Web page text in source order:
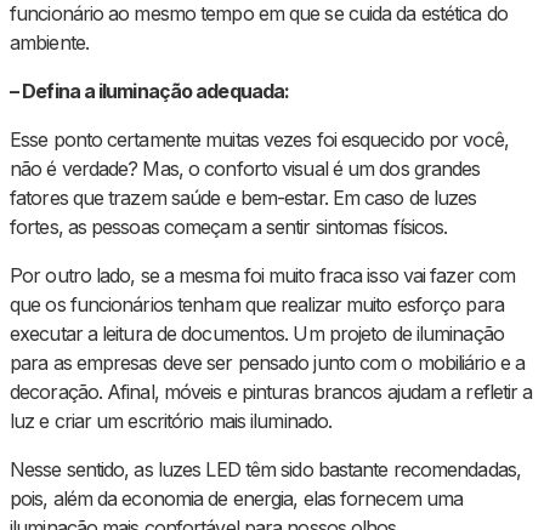
funcionário ao mesmo tempo em que se cuida da estética do
ambiente.
– Defina a iluminação adequada:
Esse ponto certamente muitas vezes foi esquecido por você,
não é verdade? Mas, o conforto visual é um dos grandes
fatores que trazem saúde e bem-estar. Em caso de luzes
fortes, as pessoas começam a sentir sintomas físicos.
Por outro lado, se a mesma foi muito fraca isso vai fazer com
que os funcionários tenham que realizar muito esforço para
executar a leitura de documentos. Um projeto de iluminação
para as empresas deve ser pensado junto com o mobiliário e a
decoração. Afinal, móveis e pinturas brancos ajudam a refletir a
luz e criar um escritório mais iluminado.
Nesse sentido, as luzes LED têm sido bastante recomendadas,
pois, além da economia de energia, elas fornecem uma